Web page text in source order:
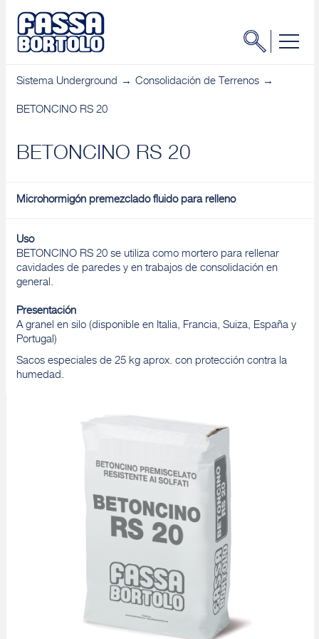
Sistema Underground Consolidación de Terrenos
BETONCINO RS 20
BETONCINO RS 20
Microhormigón premezclado fluido para relleno
Uso
BETONCINO RS 20 se utiliza como mortero para rellenar
cavidades de paredes y en trabajos de consolidación en
general.
Presentación
A granel en silo (disponible en Italia, Francia, Suiza, España y
Portugal)
Sacos especiales de 25 kg aprox. con protección contra la
humedad.